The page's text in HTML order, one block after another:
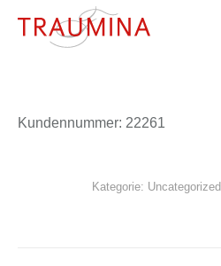
Kun­den­num­mer: 22261
Kategorie: Uncategorized